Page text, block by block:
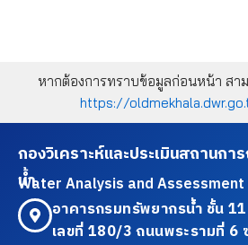
หากต้องการทราบข้อมูลก่อนหน้า สาม
https://
กองวิเคราะห์และประเมินสถานก
น้ำ
Water Analysis and Assessment
อาคารกรมทรัพยากรน้ำ ชั้น 11
เลขที่ 180/3 ถนนพระรามที่ 6